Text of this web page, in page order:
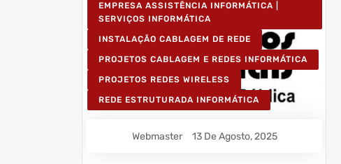
EMPRESA ASSISTÊNCIA INFORMÁTICA |
SERVIÇOS INFORMÁTICA
INSTALAÇÃO CABLAGEM DE REDE
PROJETOS CABLAGEM E REDES INFORMÁTICA
PROJETOS REDES WIRELESS
REDE ESTRUTURADA INFORMÁTICA
Webmaster 13 De Agosto, 2025